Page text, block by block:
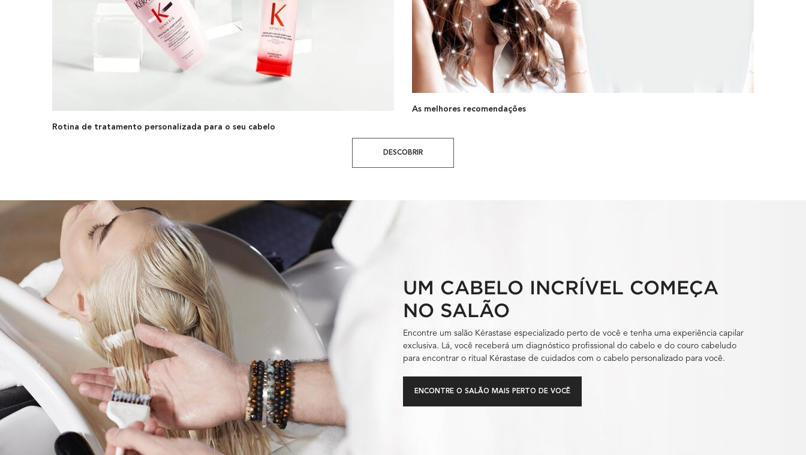
Rotina de tratamento personalizada para o seu cabelo
As melhores recomendações
DESCOBRIR
UM CABELO INCRÍVEL COMEÇA
NO SALÃO
Encontre um salão Kérastase especializado perto de você e tenha uma experiência capilar
exclusiva. Lá, você receberá um diagnóstico profissional do cabelo e do couro cabeludo
para encontrar o ritual Kérastase de cuidados com o cabelo personalizado para você.
ENCONTRE O SALÃO MAIS PERTO DE VOCÊ